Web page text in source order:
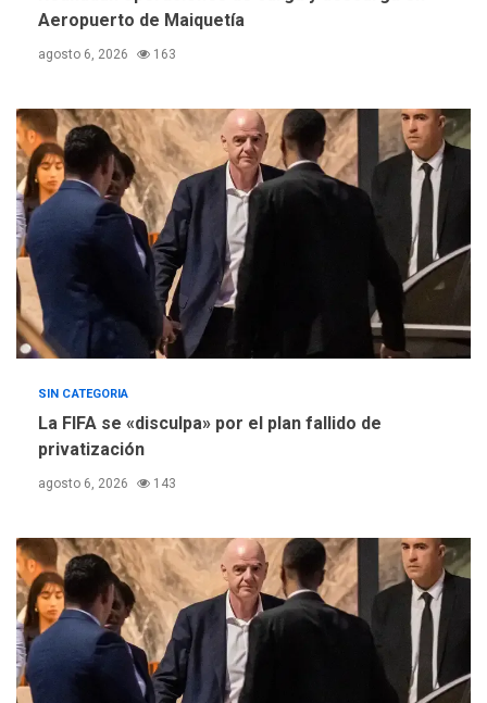
suman al Plan Agosto de
5
ÚLTIMA HORA
Concejo Municipal de
Mariño respalda a Cámara
de Comercio para reforma
de Ley de Puerto Libre
Aeropuerto de Maiquetía
agosto 6, 2026 163
SIN CATEGORIA
La FIFA se «disculpa» por el plan fallido de
privatización
agosto 6, 2026 143